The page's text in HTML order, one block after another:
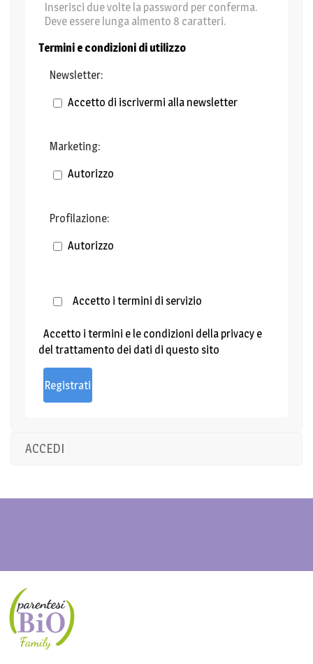
Inserisci due volte la password per conferma.
Deve essere lunga almento 8 caratteri.
Termini e condizioni di utilizzo
Newsletter:
Accetto di iscrivermi alla newsletter
Marketing:
Autorizzo
Profilazione:
Autorizzo
Accetto i termini di servizio
Accetto i termini e le condizioni della privacy e
del trattamento dei dati di questo sito
ACCEDI